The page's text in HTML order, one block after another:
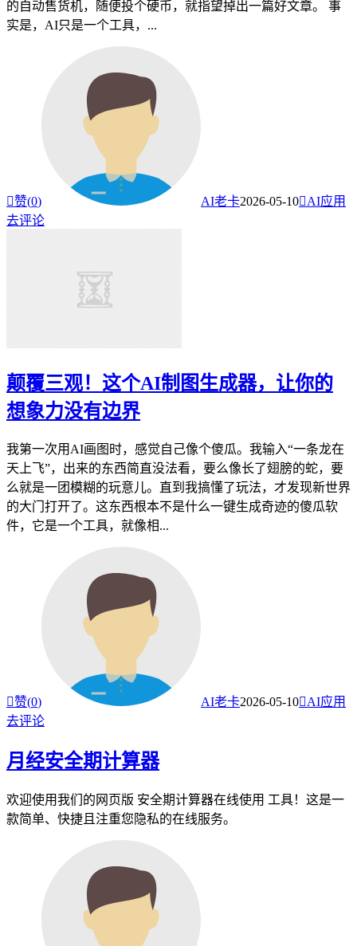
的自动售货机，随便投个硬币，就指望掉出一篇好文章。 事
实是，AI只是一个工具，...
赞(0) AI老卡2026-05-10AI应用
去评论
颠覆三观！这个AI制图生成器，让你的
想象力没有边界
我第一次用AI画图时，感觉自己像个傻瓜。我输入“一条龙在
天上飞”，出来的东西简直没法看，要么像长了翅膀的蛇，要
么就是一团模糊的玩意儿。直到我搞懂了玩法，才发现新世界
的大门打开了。这东西根本不是什么一键生成奇迹的傻瓜软
件，它是一个工具，就像相...
赞(0) AI老卡2026-05-10AI应用
去评论
月经安全期计算器
欢迎使用我们的网页版 安全期计算器在线使用 工具！这是一
款简单、快捷且注重您隐私的在线服务。